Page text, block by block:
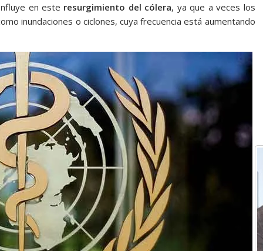
en este resurgimiento del cólera, ya que a veces los
inundaciones o ciclones, cuya frecuencia está aumentando